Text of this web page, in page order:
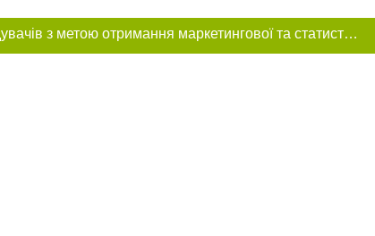
Цей сайт використовує «cookies». Також веб-сайт використовує інтернет-сервіс для збору технічних даних стосовно відвідувачів з метою отримання маркетингової та статистичної інформації. Умови обробки даних відвідувачів сайту див.